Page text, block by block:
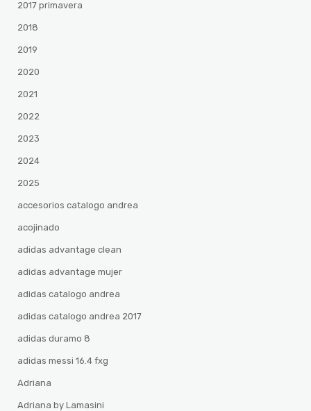
2017 primavera
2018
2019
2020
2021
2022
2023
2024
2025
accesorios catalogo andrea
acojinado
adidas advantage clean
adidas advantage mujer
adidas catalogo andrea
adidas catalogo andrea 2017
adidas duramo 8
adidas messi 16.4 fxg
Adriana
Adriana by Lamasini